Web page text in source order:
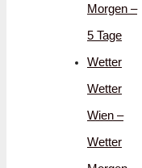
Morgen –
5 Tage
Wetter
Wetter
Wien –
Wetter